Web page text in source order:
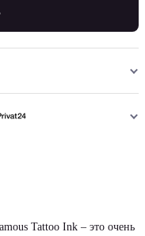
Tattoo Ink – это очень